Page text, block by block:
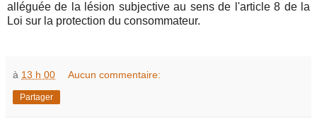
alléguée de la lésion subjective au sens de l'article 8 de la
Loi sur la protection du consommateur.
à 13 h 00 Aucun commentaire:
Partager